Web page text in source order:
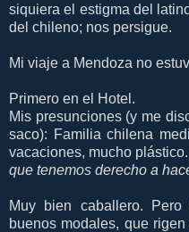
siquiera el estigma del
del chileno; nos persigue.
Mi viaje a Mendoza no
Primero en el Hotel.
Mis presunciones (y me
saco): Familia chilena
vacaciones, mucho plástico.
que tenemos derecho a
Muy bien caballero.
buenos modales, que